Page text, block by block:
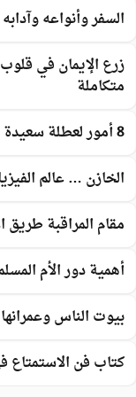
السفر وأنواعه وآدابه
زرع الإيمان في
متكاملة
8 أمور لعطلة سعيدة
الخازن … عالم
مقام المراقبة
أهمية دور الأم
بيوت الناس
كتاب فن الاستمتاع